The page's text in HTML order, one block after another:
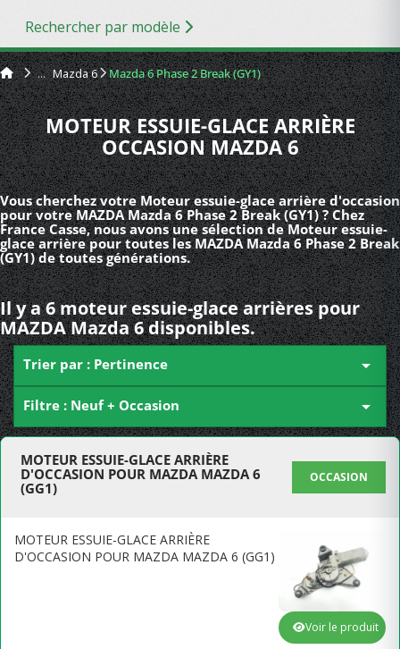
Rechercher par modèle
Mazda 6 Mazda 6 Phase 2 Break (GY1)
MOTEUR ESSUIE-GLACE ARRIÈRE
OCCASION MAZDA 6
Vous cherchez votre Moteur essuie-glace arrière d'occasion
pour votre MAZDA Mazda 6 Phase 2 Break (GY1) ? Chez
France Casse, nous avons une sélection de Moteur essuie-
glace arrière pour toutes les MAZDA Mazda 6 Phase 2 Break
(GY1) de toutes générations.
Il y a 6 moteur essuie-glace arrières pour
MAZDA Mazda 6 disponibles.
Trier par : Pertinence 
Filtre : Neuf + Occasion 
MOTEUR ESSUIE-GLACE ARRIÈRE
D'OCCASION POUR MAZDA MAZDA 6
(GG1)
OCCASION
MOTEUR ESSUIE-GLACE ARRIÈRE
D'OCCASION POUR MAZDA MAZDA 6 (GG1)
Voir le produit